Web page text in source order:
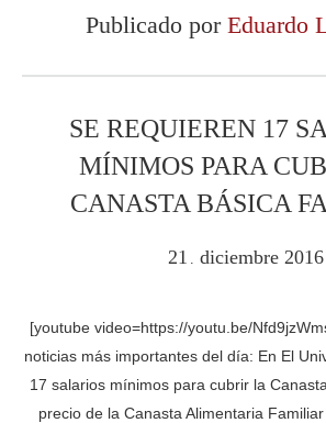
Publicado por Eduardo
SE REQUIEREN 17
MÍNIMOS PARA
CANASTA BÁSICA
21 . diciembre 2016
[youtube video=https://youtu.be/
noticias más importantes del día: En El
17 salarios mínimos para cubrir la
precio de la Canasta Alimentaria